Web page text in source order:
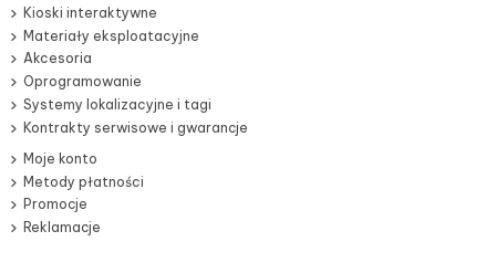
Kioski interaktywne
Materiały eksploatacyjne
Akcesoria
Oprogramowanie
Systemy lokalizacyjne i tagi
Kontrakty serwisowe i gwarancje
Moje konto
Metody płatności
Promocje
Reklamacje